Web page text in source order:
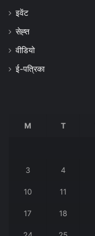
इवेंट
सेह्त
वीडियो
ई-पत्रिका
M T
3 4
10 11
17 18